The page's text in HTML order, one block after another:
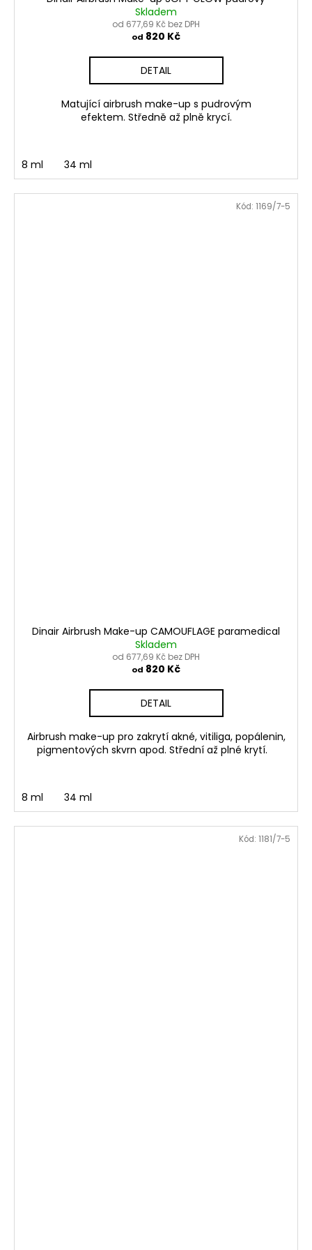
Skladem
od 677,69 Kč bez DPH
od 820 Kč
DETAIL
Matující airbrush make-up s pudrovým
efektem. Středně až plně krycí.
8 ml 34 ml
Dinair Airbrush Make-up CAMOUFLAGE paramedical
Skladem
od 677,69 Kč bez DPH
od 820 Kč
DETAIL
Airbrush make-up pro zakrytí akné, vitiliga, popálenin,
pigmentových skvrn apod. Střední až plné krytí.
8 ml 34 ml
Kód: 1169/7-5
Kód: 1181/7-5